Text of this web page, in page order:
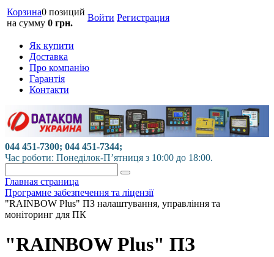
Корзина0 позиций
на сумму 0 грн.
Войти Регистрация
Як купити
Доставка
Про компанію
Гарантія
Контакти
044 451-7300; 044 451-7344;
Час роботи: Понеділок-П’ятниця з 10:00 до 18:00.
Главная страница
Програмне забезпечення та ліцензії
"RAINBOW Plus" ПЗ налаштування, управління та
моніторинг для ПК
"RAINBOW Plus" ПЗ